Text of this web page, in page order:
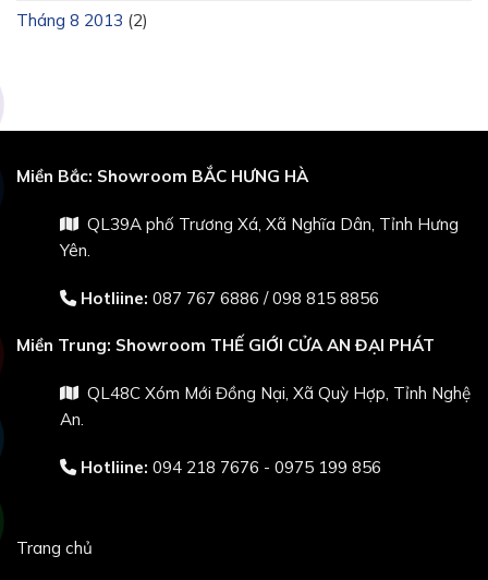
Tháng 8 2013 (2)
Miền Bắc: Showroom BẮC HƯNG HÀ
QL39A phố Trương Xá, Xã Nghĩa Dân, Tỉnh Hưng
Yên.
Hotliine: 087 767 6886 /098 815 8856
Miền Trung: Showroom THẾ GIỚI CỬA AN ĐẠI PHÁT
QL48C Xóm Mới Đồng Nại, Xã Quỳ Hợp, Tỉnh Nghệ
An.
Hotliine: 094 218 7676 - 0975 199 856
Trang chủ